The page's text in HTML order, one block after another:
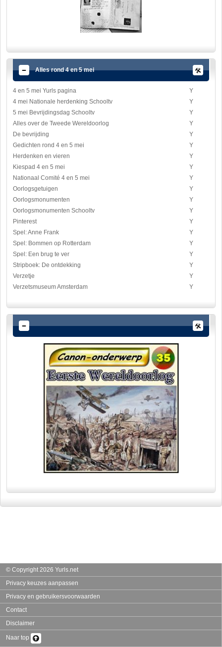
Alles rond 4 en 5 mei
4 en 5 mei Yurls pagina
Y
4 mei Nationale herdenking Schooltv
Y
5 mei Bevrijdingsdag Schooltv
Y
Alles over de Tweede Wereldoorlog
Y
De bevrijding
Y
Gedichten rond 4 en 5 mei
Y
Herdenken en vieren
Y
Kiespad 4 en 5 mei
Y
Nationaal Comité 4 en 5 mei
Y
Oorlogsgetuigen
Y
Oorlogsmonumenten
Y
Oorlogsmonumenten Schooltv
Y
Pinterest
Y
Spel: Anne Frank
Y
Spel: Bommen op Rotterdam
Y
Spel: Een brug te ver
Y
Stripboek: De ontdekking
Y
Verzetje
Y
Verzetsmuseum Amsterdam
Y
© Copyright 2026 Yurls.net
Privacy keuzes aanpassen
Privacy en gebruikersvoorwaarden
Contact
Disclaimer
Naar top